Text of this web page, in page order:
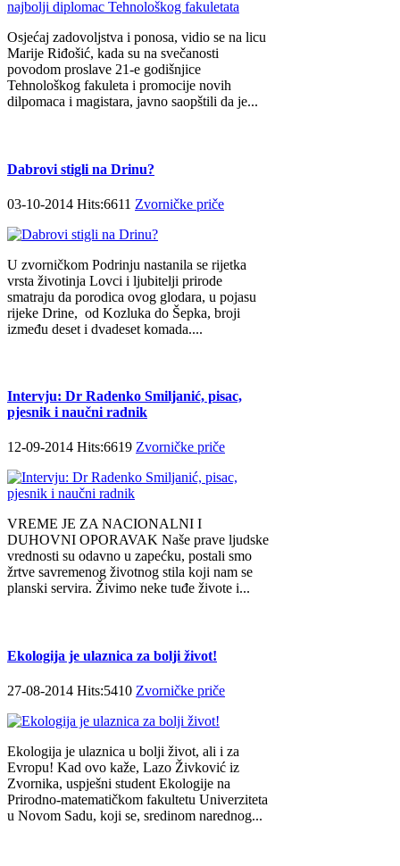
Osjećaj zadovoljstva i ponosa, vidio se na licu
Marije Riđošić, kada su na svečanosti
povodom proslave 21-e godišnjice
Tehnološkog fakuleta i promocije novih
dilpomaca i magistara, javno saopštili da je...
Dabrovi stigli na Drinu?
03-10-2014 Hits:6611 Zvorničke priče
U zvorničkom Podrinju nastanila se rijetka
vrsta životinja Lovci i ljubitelji prirode
smatraju da porodica ovog glodara, u pojasu
rijeke Drine, od Kozluka do Šepka, broji
između deset i dvadeset komada....
Intervju: Dr Radenko Smiljanić, pisac,
pjesnik i naučni radnik
12-09-2014 Hits:6619 Zvorničke priče
VREME JE ZA NACIONALNI I
DUHOVNI OPORAVAK Naše prave ljudske
vrednosti su odavno u zapećku, postali smo
žrtve savremenog životnog stila koji nam se
planski servira. Živimo neke tuđe živote i...
Ekologija je ulaznica za bolji život!
27-08-2014 Hits:5410 Zvorničke priče
Ekologija je ulaznica u bolji život, ali i za
Evropu! Kad ovo kaže, Lazo Živković iz
Zvornika, uspješni student Ekologije na
Prirodno-matematičkom fakultetu Univerziteta
u Novom Sadu, koji se, sredinom narednog...